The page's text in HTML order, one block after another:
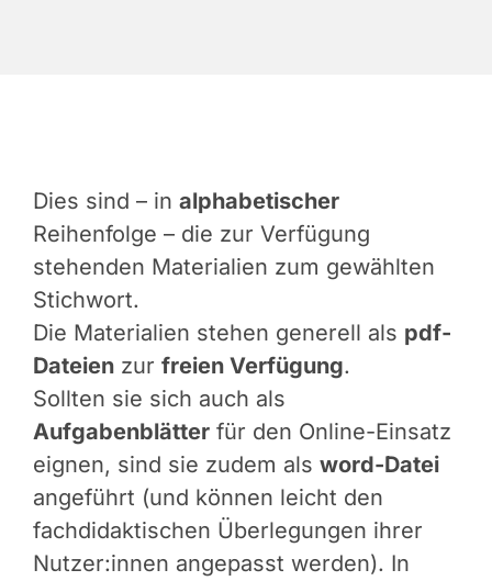
Dies sind – in alphabetischer
Reihenfolge – die zur Verfügung
stehenden Materialien zum gewählten
Stichwort.
Die Materialien stehen generell als pdf-
Dateien zur freien Verfügung.
Sollten sie sich auch als
Aufgabenblätter für den Online-Einsatz
eignen, sind sie zudem als word-Datei
angeführt (und können leicht den
fachdidaktischen Überlegungen ihrer
Nutzer:innen angepasst werden). In